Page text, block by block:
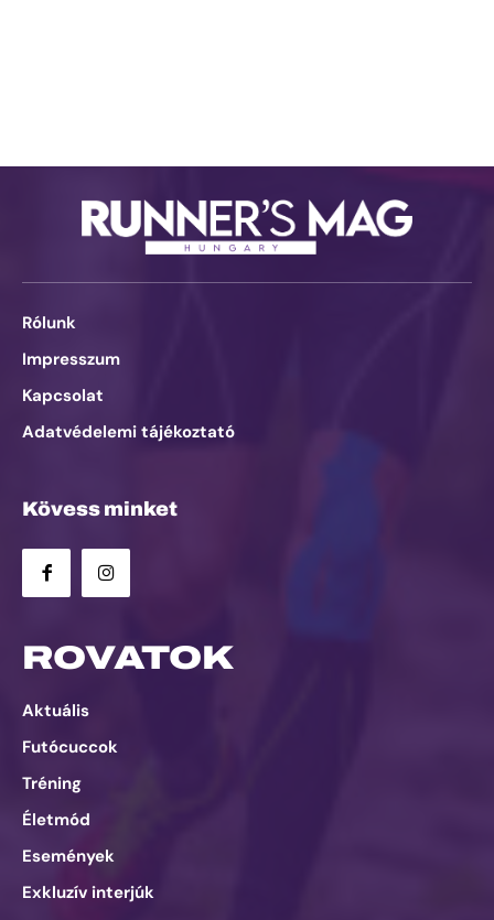
Rólunk
Impresszum
Kapcsolat
Adatvédelemi tájékoztató
Kövess minket
ROVATOK
Aktuális
Futócuccok
Tréning
Életmód
Események
Exkluzív interjúk